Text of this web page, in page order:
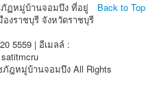
Back to Top
ภัฏหมู่บ้านจอมบึง ที่อยู่
งราชบุรี จังหวัดราชบุรี
5559 | อีเมลล์ :
ฎหมู่บ้านจอมบึง All Rights